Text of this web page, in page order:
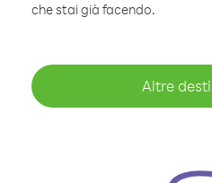
che stai già facendo.
Altre